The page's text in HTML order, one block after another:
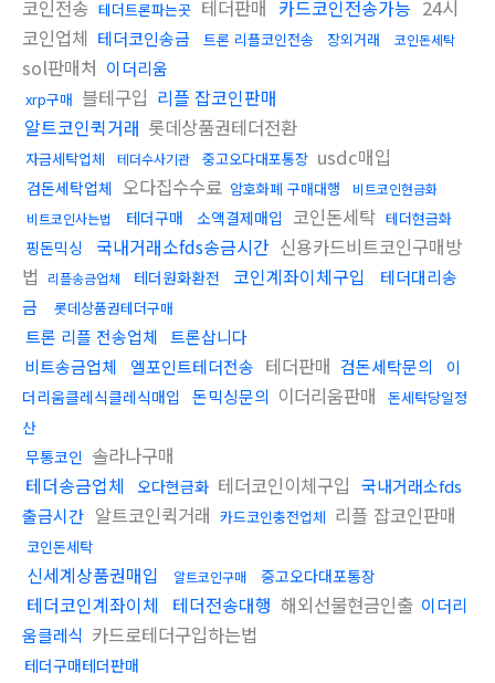
코인전송 테더트론파는곳 테더판매 카드코인전송가능 24시
코인업체 테더코인송금 트론 리플코인전송 장외거래 코인돈세탁
sol판매처 이더리움
xrp구매 블테구입 리플 잡코인판매
알트코인퀵거래 롯데상품권테더전환
자금세탁업체 테더수사기관 중고오다대포통장 usdc매입
검돈세탁업체 오다집수수료 암호화폐 구매대행
비트코인현금화
비트코인사는법
테더구매 소액결제매입 코인돈세탁 테더현금화
핑돈믹싱 국내거래소fds송금시간 신용카드비트코인구매방
법
리플송금업체 테더원화환전 코인계좌이체구입
테더대리송
금
롯데상품권테더구매
트론 리플 전송업체 트론삽니다
비트송금업체
엘포인트테더전송 테더판매 검돈세탁문의
이
더리움클레식클레식매입
돈믹싱문의 이더리움판매
돈세탁당일정
산
무통코인 솔라나구매
테더송금업체
오다현금화 테더코인이체구입 국내거래소fds
출금시간 알트코인퀵거래 카드코인충전업체 리플 잡코인판매
코인돈세탁
신세계상품권매입 알트코인구매 중고오다대포통장
테더코인계좌이체 테더전송대행 해외선물현금인출 이더리
움클레식 카드로테더구입하는법
테더구매테더판매